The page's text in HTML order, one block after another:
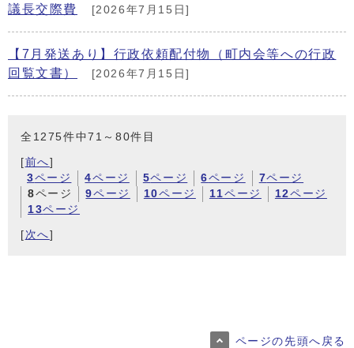
議長交際費 [2026年7月15日]
【7月発送あり】行政依頼配付物（町内会等への行政
回覧文書）
[2026年7月15日]
全1275件中71～80件目
[前へ]
3ページ 4ページ 5ページ 6ページ 7ページ
8ページ 9ページ 10ページ 11ページ 12ページ
13ページ
[ 次へ]
ページの先頭へ戻る